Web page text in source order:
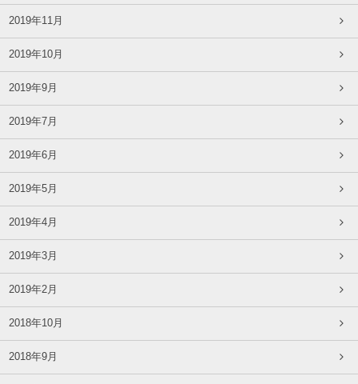
2019年11月
2019年10月
2019年9月
2019年7月
2019年6月
2019年5月
2019年4月
2019年3月
2019年2月
2018年10月
2018年9月